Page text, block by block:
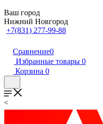
Ваш город
Нижний Новгород
+7(831) 277-99-88
Сравнение0
Избранные товары 0
Корзина 0
<